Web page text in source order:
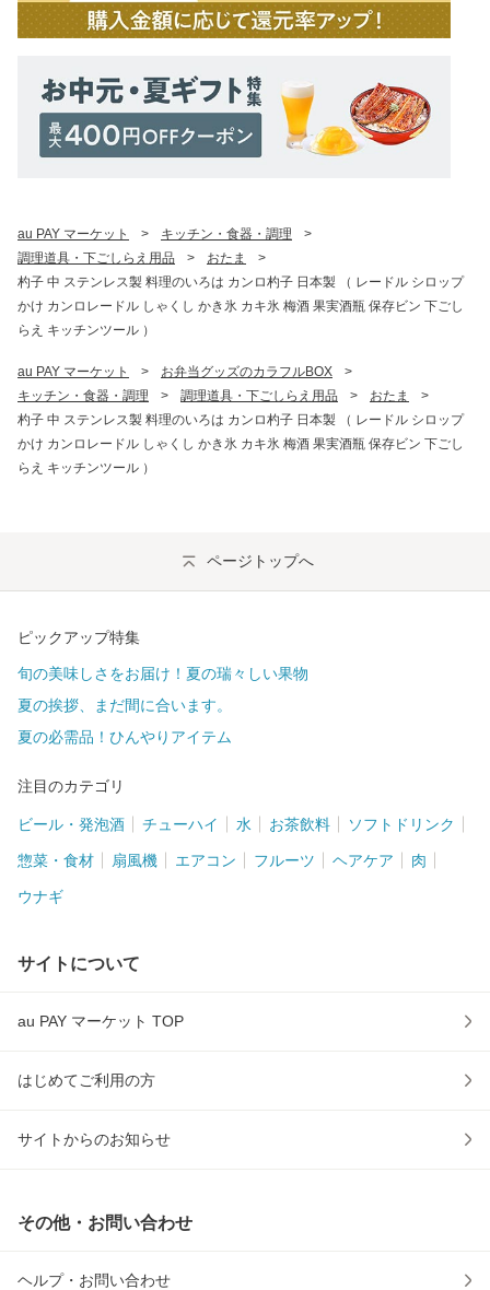
au PAY マーケット > キッチン・食器・調理
>
調理道具・下ごしらえ用品
> おたま
>
杓子 中 ステンレス製 料理のいろは カンロ杓子 日本製 （ レードル シロップ
かけ カンロレードル しゃくし かき氷 カキ氷 梅酒 果実酒瓶 保存ビン 下ごし
らえ キッチンツール ）
au PAY マーケット > お弁当グッズのカラフルBOX
>
キッチン・食器・調理
> 調理道具・下ごしらえ用品 > おたま
>
杓子 中 ステンレス製 料理のいろは カンロ杓子 日本製 （ レードル シロップ
かけ カンロレードル しゃくし かき氷 カキ氷 梅酒 果実酒瓶 保存ビン 下ごし
らえ キッチンツール ）
ページトップへ
ピックアップ特集
旬の美味しさをお届け！夏の瑞々しい果物
夏の挨拶、まだ間に合います。
夏の必需品！ひんやりアイテム
注目のカテゴリ
ビール・発泡酒 チューハイ 水 お茶飲料 ソフトドリンク
惣菜・食材 扇風機 エアコン フルーツ ヘアケア 肉
ウナギ
サイトについて
au PAY マーケット TOP
はじめてご利用の方
サイトからのお知らせ
その他・お問い合わせ
ヘルプ・お問い合わせ